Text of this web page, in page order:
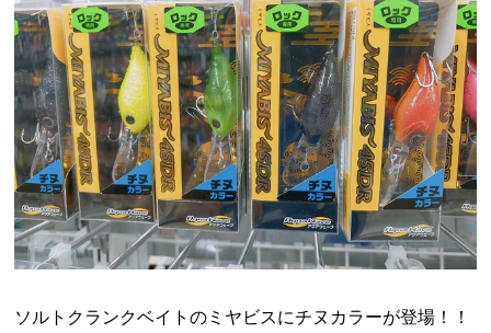
ソルトクランクベイトのミヤビスにチヌカラーが登場！！